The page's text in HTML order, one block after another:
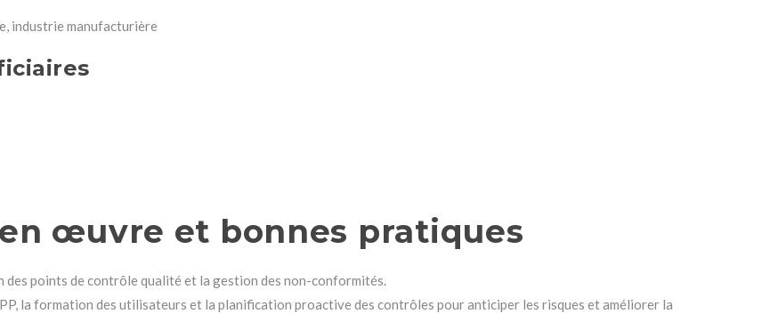
industrie manufacturière
œuvre et bonnes pratiques
des points de contrôle qualité et la gestion des non-conformités.
la formation des utilisateurs et la planification proactive des contrôles pour anticiper les risques et améliorer la